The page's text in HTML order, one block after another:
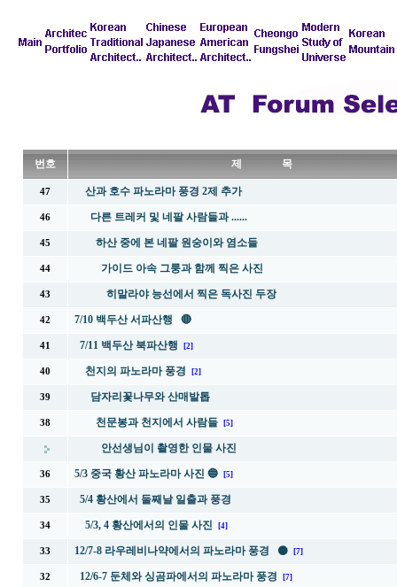
번호 제 목
47 산과 호수 파노라마 풍경 2제 추가
46 다른 트레커 및 네팔 사람들과 ......
45 하산 중에 본 네팔 원숭이와 염소들
44 가이드 아속 그룽과 함께 찍은 사진
43 히말라야 능선에서 찍은 독사진 두장
42 7/10 백두산 서파산행 🔴
41 7/11 백두산 북파산행 [2]
40 천지의 파노라마 풍경 [2]
39 담자리꽃나무와 산매발톱
38 천문봉과 천지에서 사람들 [5]
안선생님이 촬영한 인물 사진
36 5/3 중국 황산 파노라마 사진 🔵 [5]
35 5/4 황산에서 둘째날 일출과 풍경
34 5/3, 4 황산에서의 인물 사진 [4]
33 12/7-8 라우레비나약에서의 파노라마 풍경 ⚫ [7]
32 12/6-7 둔체와 싱곰파에서의 파노라마 풍경 [7]